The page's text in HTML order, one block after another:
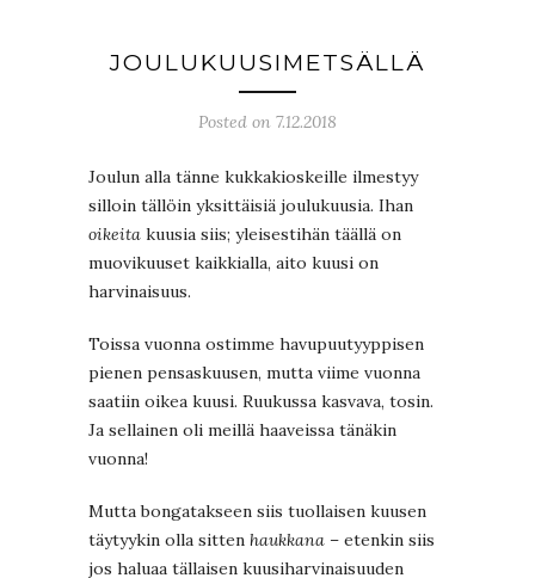
JOULUKUUSIMETSÄLLÄ
Posted on 7.12.2018
Joulun alla tänne kukkakioskeille ilmestyy
silloin tällöin yksittäisiä joulukuusia. Ihan
oikeita kuusia siis; yleisestihän täällä on
muovikuuset kaikkialla, aito kuusi on
harvinaisuus.
Toissa vuonna ostimme havupuutyyppisen
pienen pensaskuusen, mutta viime vuonna
saatiin oikea kuusi. Ruukussa kasvava, tosin.
Ja sellainen oli meillä haaveissa tänäkin
vuonna!
Mutta bongatakseen siis tuollaisen kuusen
täytyykin olla sitten haukkana – etenkin siis
jos haluaa tällaisen kuusiharvinaisuuden